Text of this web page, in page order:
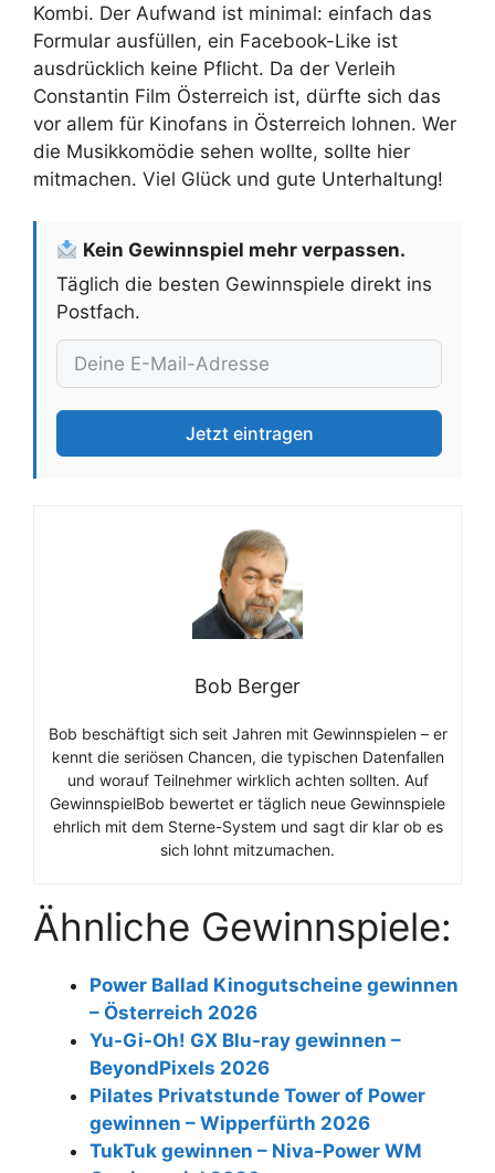
Kombi. Der Aufwand ist minimal: einfach das
Formular ausfüllen, ein Facebook-Like ist
ausdrücklich keine Pflicht. Da der Verleih
Constantin Film Österreich ist, dürfte sich das
vor allem für Kinofans in Österreich lohnen. Wer
die Musikkomödie sehen wollte, sollte hier
mitmachen. Viel Glück und gute Unterhaltung!
Kein Gewinnspiel mehr verpassen.
Täglich die besten Gewinnspiele direkt ins
Postfach.
Jetzt eintragen
Bob Berger
Bob beschäftigt sich seit Jahren mit Gewinnspielen – er
kennt die seriösen Chancen, die typischen Datenfallen
und worauf Teilnehmer wirklich achten sollten. Auf
GewinnspielBob bewertet er täglich neue Gewinnspiele
ehrlich mit dem Sterne-System und sagt dir klar ob es
sich lohnt mitzumachen.
Ähnliche Gewinnspiele:
Power Ballad Kinogutscheine gewinnen
– Österreich 2026
Yu-Gi-Oh! GX Blu-ray gewinnen –
BeyondPixels 2026
Pilates Privatstunde Tower of Power
gewinnen – Wipperfürth 2026
TukTuk gewinnen – Niva-Power WM